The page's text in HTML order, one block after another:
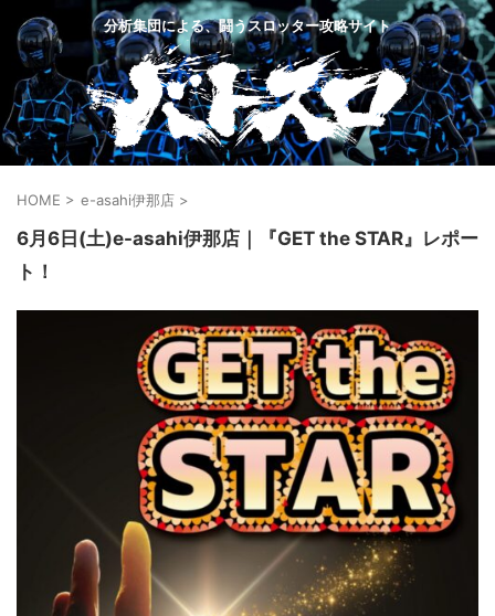
分析集団による、闘うスロッター攻略サイト
HOME > e-asahi伊那店 >
6月6日(土)e-asahi伊那店｜『GET the STAR』レポー
ト！